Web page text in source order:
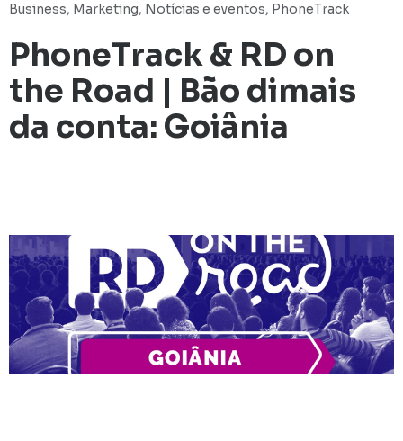
Business, Marketing, Notícias e eventos, PhoneTrack
PhoneTrack & RD on
the Road | Bão dimais
da conta: Goiânia